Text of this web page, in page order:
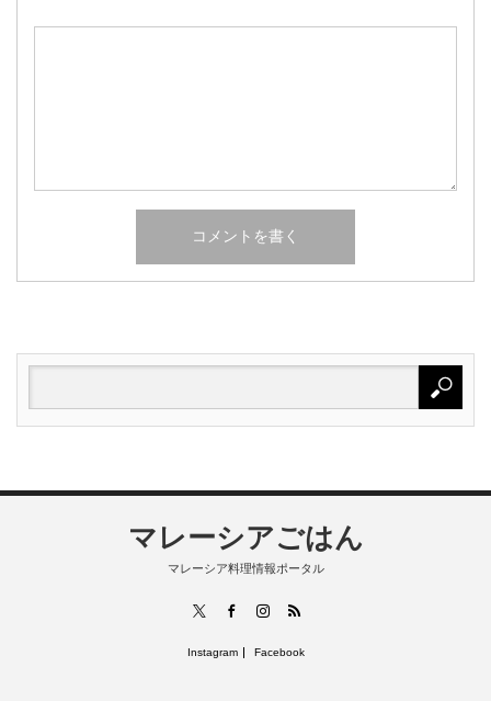
マレーシアごはん
マレーシア料理情報ポータル
FacebookInstagram
RSS
Instagram Facebook